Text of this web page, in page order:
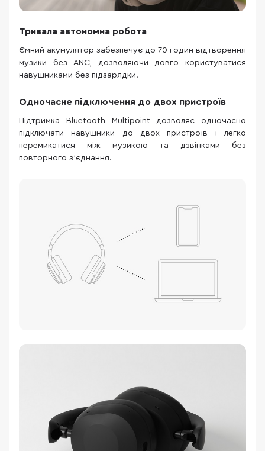
Тривала автономна робота
Ємний акумулятор забезпечує до 70 годин відтворення
музики без ANC, дозволяючи довго користуватися
навушниками без підзарядки.
Одночасне підключення до двох пристроїв
Підтримка Bluetooth Multipoint дозволяє одночасно
підключати навушники до двох пристроїв і легко
перемикатися між музикою та дзвінками без
повторного з'єднання.